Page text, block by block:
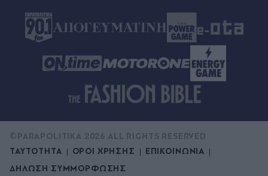
συμφωνία με την Μπαρτσελόνα!
ΤΑΥΤΟΤΗΤΑ ΟΡΟΙ ΧΡΗΣΗΣ
ΕΠΙΚΟΙΝΩΝΙΑ
ΔΗΛΩΣΗ ΣΥΜΜΟΡΦΩΣΗΣ
©PARAPOLITIKA 2026 ALL RIGHTS RESERVED